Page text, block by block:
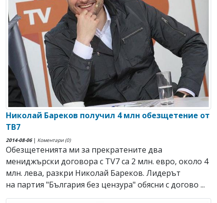
Николай Бареков получил 4 млн обезщетение от
ТВ7
2014-08-06| Коментари (0)
Обезщетенията ми за прекратените два
мениджърски договора с TV7 са 2 млн. евро, около 4
млн. лева, разкри Николай Бареков. Лидерът
на партия "България без цензура" обясни с догово ...